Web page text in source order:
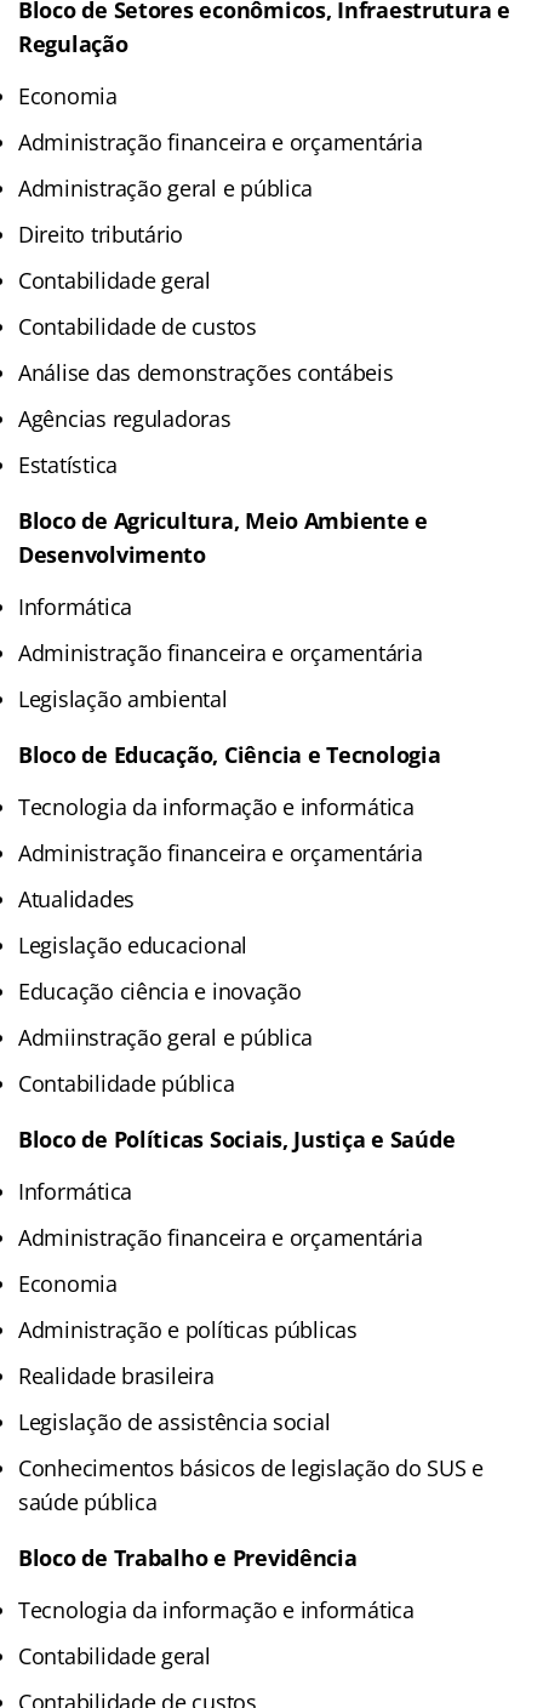
Bloco de Setores econômicos, Infraestrutura e
Regulação
Economia
Administração financeira e orçamentária
Administração geral e pública
Direito tributário
Contabilidade geral
Contabilidade de custos
Análise das demonstrações contábeis
Agências reguladoras
Estatística
Bloco de Agricultura, Meio Ambiente e
Desenvolvimento
Informática
Administração financeira e orçamentária
Legislação ambiental
Bloco de Educação, Ciência e Tecnologia
Tecnologia da informação e informática
Administração financeira e orçamentária
Atualidades
Legislação educacional
Educação ciência e inovação
Admiinstração geral e pública
Contabilidade pública
Bloco de Políticas Sociais, Justiça e Saúde
Informática
Administração financeira e orçamentária
Economia
Administração e políticas públicas
Realidade brasileira
Legislação de assistência social
Conhecimentos básicos de legislação do SUS e
saúde pública
Bloco de Trabalho e Previdência
Tecnologia da informação e informática
Contabilidade geral
Contabilidade de custos